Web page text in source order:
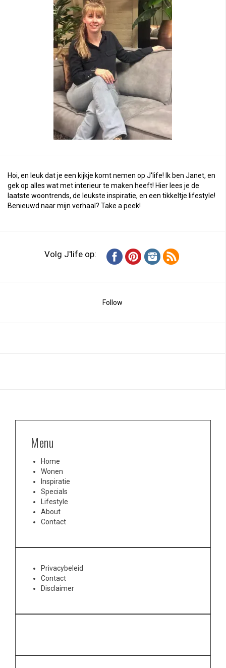
Hoi, en leuk dat je een kijkje komt nemen op J'life! Ik ben Janet, en
gek op alles wat met interieur te maken heeft! Hier lees je de
laatste woontrends, de leukste inspiratie, en een tikkeltje lifestyle!
Benieuwd naar mijn verhaal? Take a peek!
Volg J'life op:
Follow
Menu
Home
Wonen
Inspiratie
Specials
Lifestyle
About
Contact
Privacybeleid
Contact
Disclaimer